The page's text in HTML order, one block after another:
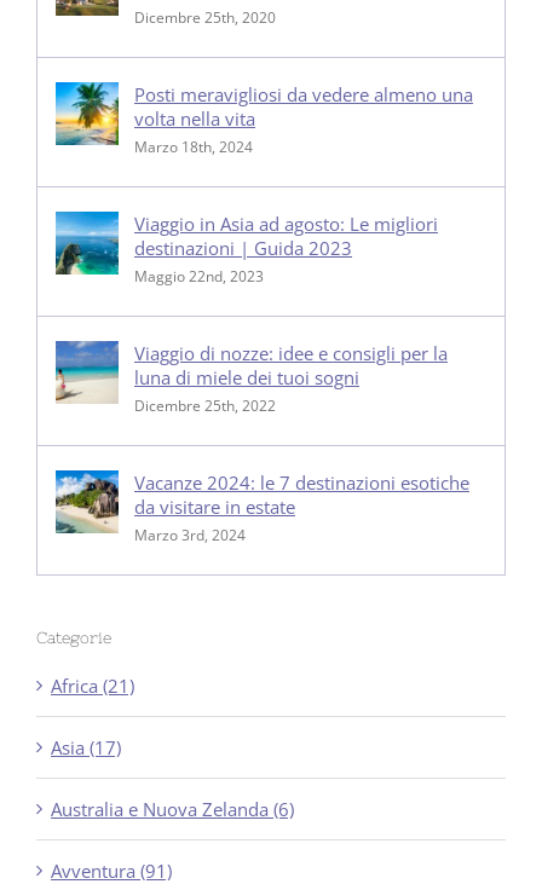
Dicembre 25th, 2020
Posti meravigliosi da vedere almeno una
volta nella vita
Marzo 18th, 2024
Viaggio in Asia ad agosto: Le migliori
destinazioni | Guida 2023
Maggio 22nd, 2023
Viaggio di nozze: idee e consigli per la
luna di miele dei tuoi sogni
Dicembre 25th, 2022
Vacanze 2024: le 7 destinazioni esotiche
da visitare in estate
Marzo 3rd, 2024
Categorie
Africa (21)
Asia (17)
Australia e Nuova Zelanda (6)
Avventura (91)